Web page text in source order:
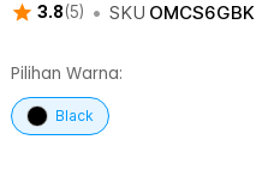
3.8(5) • SKU OMCS6GBK
Pilihan Warna:
Black